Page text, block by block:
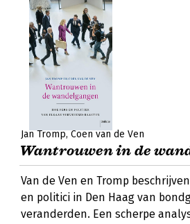
Jan Tromp Coen van de Ven
Wantrouwen in de
Van de Ven en Tromp
en politici in Den Haag van
veranderden. Een scherpe